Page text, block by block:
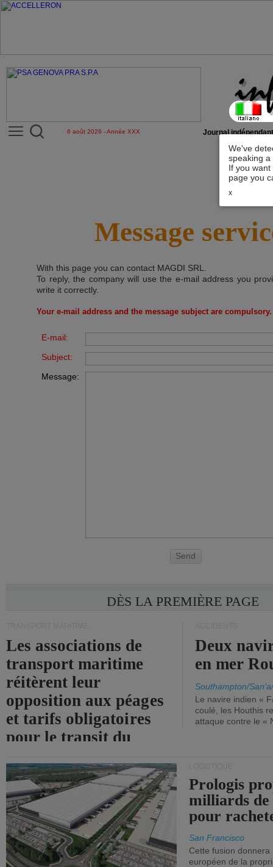
We've
speaking
If you
page you
x
6 août 2026 - Année XXX Journal
Message
With this page you can contact MAGDI SRL
To reply, the company will use the e-mail address you
write it correctly.
Your e-mail address and the message subject are compulsory.
E-mail:
Subject:
Message:
Send
DÈS LA PREMIÈRE PAGE
Les associations de
transport maritime
réitèrent leur
opposition aux péages
et tarifs obligatoires
pour le transit du
Deux
en mer
Southampton/
Le navire indien «
coulé, les Houthis
attaque contre le «
Prologis
milliards
pour
San Francisco
Cette fusion
européen de la